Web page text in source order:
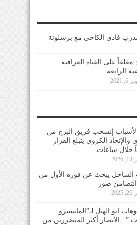
فادي الكاخي مع برشلونة
معلقاً على القناة العراقية
الرابعة
2021
إنسحب فريق البرج من
والإتحاد الكروي يتبلغ القرار
خلال ساعات
الساحل يبحث عن فوزه الأول من
التضامن صور
ابو الهيل لـ”المايسترو
” : الأنصار أكثر المتضررين من